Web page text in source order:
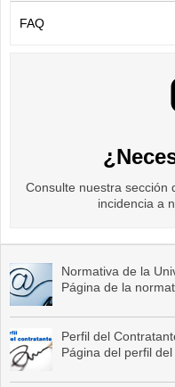
FAQ
Consulte nuestra sección
incidencia a
Normativa de la
Página de la
Perfil del
Página del perfil